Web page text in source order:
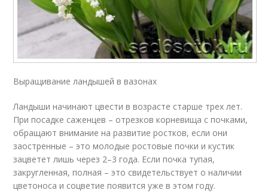
Выращивание ландышей в вазонах
Ландыши начинают цвести в возрасте старше трех лет.
При посадке саженцев – отрезков корневища с почками,
обращают внимание на развитие ростков, если они
заостренные – это молодые ростовые почки и кустик
зацветет лишь через 2–3 года. Если почка тупая,
закругленная, полная – это свидетельствует о наличии
цветоноса и соцветие появится уже в этом году.